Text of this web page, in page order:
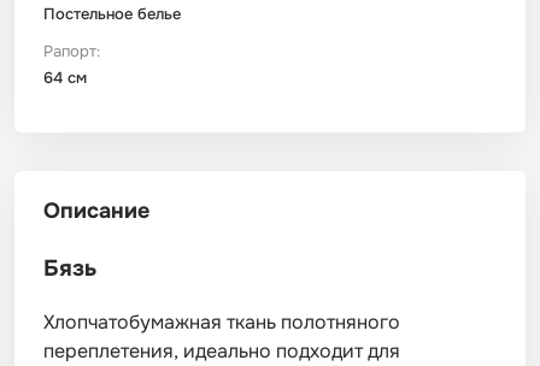
Постельное белье
Рапорт:
64 см
Описание
Бязь
Хлопчатобумажная ткань полотняного
переплетения, идеально подходит для